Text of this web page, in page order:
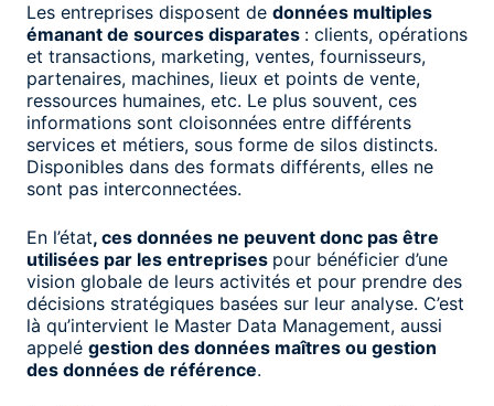
Les entreprises disposent de données multiples
émanant de sources disparates : clients, opérations
et transactions, marketing, ventes, fournisseurs,
partenaires, machines, lieux et points de vente,
ressources humaines, etc. Le plus souvent, ces
informations sont cloisonnées entre différents
services et métiers, sous forme de silos distincts.
Disponibles dans des formats différents, elles ne
sont pas interconnectées.
En l’état, ces données ne peuvent donc pas être
utilisées par les entreprises pour bénéficier d’une
vision globale de leurs activités et pour prendre des
décisions stratégiques basées sur leur analyse. C’est
là qu’intervient le Master Data Management, aussi
appelé gestion des données maîtres ou gestion
des données de référence.